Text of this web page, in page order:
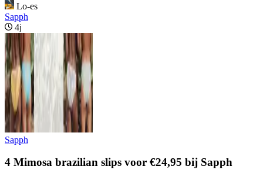
Lo-es
Sapph
4j
Sapph
4 Mimosa brazilian slips voor €24,95 bij Sapph